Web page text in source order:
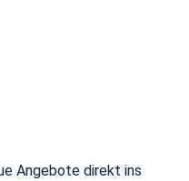
Angebote direkt ins